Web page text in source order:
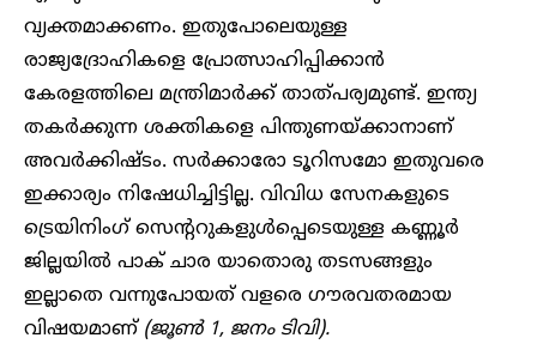
വ്യക്തമാക്കണം. ഇതുപോലെയുള്ള
രാജ്യദ്രോഹികളെ പ്രോത്സാഹിപ്പിക്കാൻ
കേരളത്തിലെ മന്ത്രിമാർക്ക് താത്പര്യമുണ്ട്. ഇന്ത്യ
തകർക്കുന്ന ശക്തികളെ പിന്തുണയ്ക്കാനാണ്
അവർക്കിഷ്ടം. സർക്കാരോ ടൂറിസമോ ഇതുവരെ
ഇക്കാര്യം നിഷേധിച്ചിട്ടില്ല. വിവിധ സേനകളുടെ
ട്രെയിനിംഗ് സെന്ററുകളുൾപ്പെടെയുള്ള കണ്ണൂർ
ജില്ലയിൽ പാക് ചാര യാതൊരു തടസങ്ങളും
ഇല്ലാതെ വന്നുപോയത് വളരെ ഗൗരവതരമായ
വിഷയമാണ്(ജൂൺ 1, ജനം ടിവി).